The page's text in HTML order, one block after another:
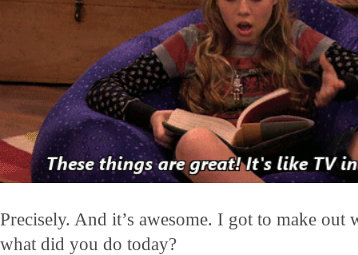
Precisely. And it’s awesome. I got to make
what did you do today?